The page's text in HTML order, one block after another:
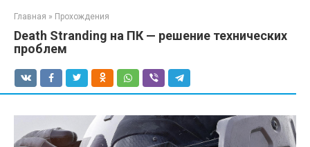
Главная » Прохождения
Death Stranding на ПК — решение технических
проблем